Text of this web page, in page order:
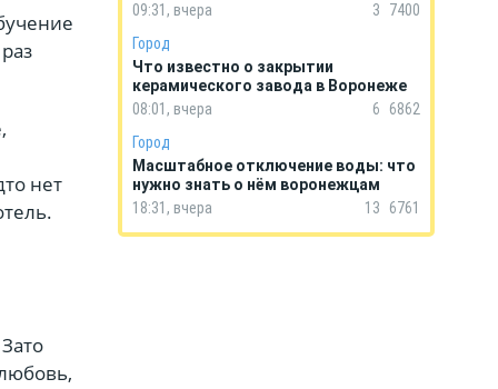
нет
09:31, вчера
3
7400
Город
Что известно о закрытии
керамического завода в Воронеже
08:01, вчера
6
6862
Город
Масштабное отключение воды: что
нужно знать о нём воронежцам
18:31, вчера
13 6761